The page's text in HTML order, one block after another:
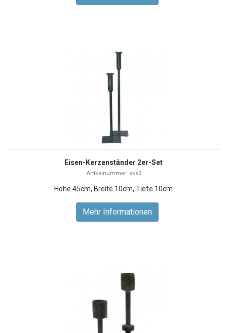
Eisen-Kerzenständer 2er-Set
Artikelnummer: eks2
Höhe 45cm, Breite 10cm, Tiefe 10cm
Mehr Informationen